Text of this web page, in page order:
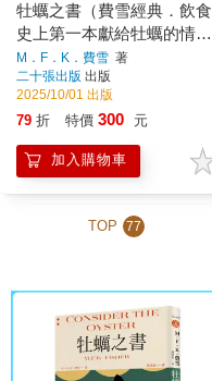
牡蠣之書（費雪經典．飲食
史上第一本獻給牡蠣的情
書）
M．F．K．費雪 著
二十張出版 出版
2025/10/01 出版
79 折 特價 300 元
加入購物車
TOP 77